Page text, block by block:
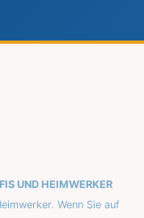
UND HEIMWERKER
Wenn Sie auf